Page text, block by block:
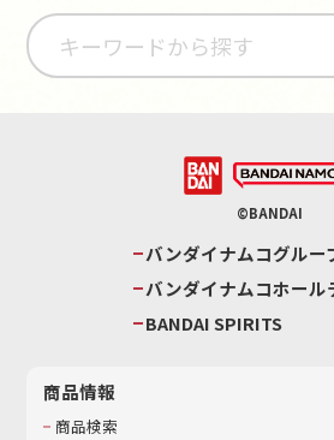
©BANDAI
バンダイナムコグルー
バンダイナムコホール
BANDAI SPIRITS
商品情報
商品検索